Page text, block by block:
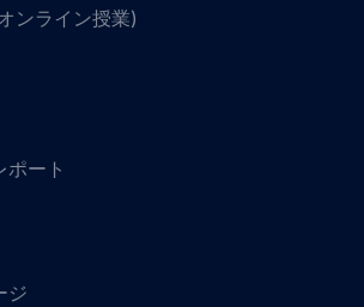
ンライン授業)
ポート
ジ